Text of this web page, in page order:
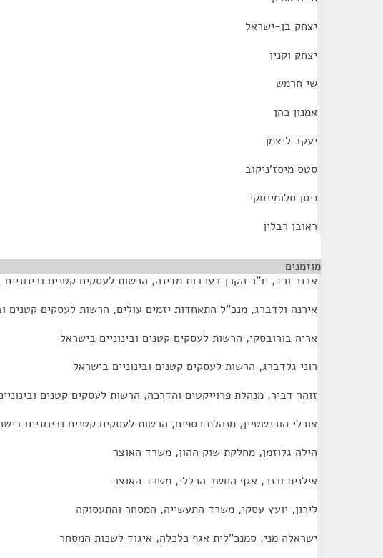
יצחק בן-ישראל
יצחק וקנין
שי חרמש
אמנון כהן
יעקב ליצמן
סטס מיסז'ניקוב
ניסן סלומינסקי
ראובן רבלין
מוזמנים
אבנר ורד, יו"ר הקרן בערבות מדינה, הרשות לעסקים קטנים
אירנה ולדברג, מנכ"ל התאחדות יזמים עולים, הרשות לעסקים קטנים
אריה בורובסקי, הרשות לעסקים קטנים ובינוניים בישראל
רוני גלדברג, הרשות לעסקים קטנים ובינוניים בישראל
זוהר דביר, מנהלת פרוייקטים והדרכה, הרשות לעסקים קטנים
אורלי הורנשטיין, מנהלת כספים, הרשות לעסקים קטנים ובינוניים
הילה גלוזמן, מחלקת שוק ההון, משרד האוצר
אילנית ורנר, אגף החשב הכללי, משרד האוצר
לירון, יועץ עסקי, משרד התעשייה, המסחר והתעסוקה
ישראלה מני, סמנכ"לית אגף כלכלה, איגוד לשכות המסחר